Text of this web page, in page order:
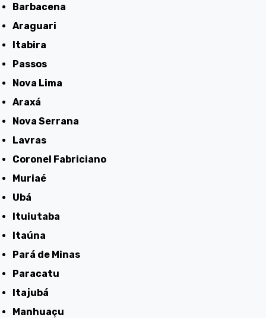
Barbacena
Araguari
Itabira
Passos
Nova Lima
Araxá
Nova Serrana
Lavras
Coronel Fabriciano
Muriaé
Ubá
Ituiutaba
Itaúna
Pará de Minas
Paracatu
Itajubá
Manhuaçu